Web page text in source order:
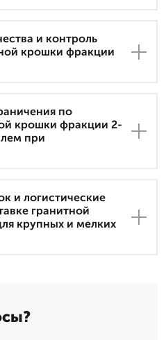
и контроль
крошки фракции
по
крошки фракции 2-
при
и логистические
гранитной
крупных и мелких